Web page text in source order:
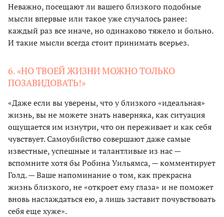
Неважно, посещают ли вашего близкого подобные
мысли впервые или такое уже случалось ранее:
каждый раз все иначе, но одинаково тяжело и больно.
И такие мысли всегда стоит принимать всерьез.
6. «НО ТВОЕЙ ЖИЗНИ МОЖНО ТОЛЬКО
ПОЗАВИДОВАТЬ!»
«Даже если вы уверены, что у близкого «идеальная»
жизнь, вы не можете знать наверняка, как ситуация
ощущается им изнутри, что он переживает и как себя
чувствует. Самоубийство совершают даже самые
известные, успешные и талантливые из нас —
вспомните хотя бы Робина Уильямса, — комментирует
Голд. — Ваше напоминание о том, как прекрасна
жизнь близкого, не «откроет ему глаза» и не поможет
вновь наслаждаться ею, а лишь заставит почувствовать
себя еще хуже».